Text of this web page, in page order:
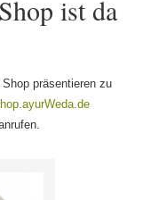
ist da
präsentieren zu